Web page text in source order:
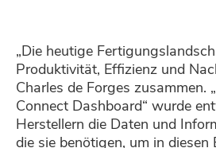
„Die heutige
Produktivität, Effizienz und
Charles de Forges zusammen.
Connect Dashboard“ wurde
Herstellern die Daten und
die sie benötigen, um in diesen